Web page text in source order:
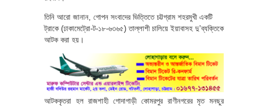
তিনি আরো জানান, গোপন সংবাদের ভিত্তিতে চট্টগ্রাম শহরমুখী একটি
ট্রাকে (ঢাকামেট্রো-ট-১৮-৬৩৬৫) তাল্লাশী চালিয়ে ইয়াবাসহ দু’ব্যক্তিকে
আটক করা হয়।
আটককৃতরা হল রাজশাহী গোদাগাড়ী কোমরপুর রাণীনগরের মৃত মনছুর